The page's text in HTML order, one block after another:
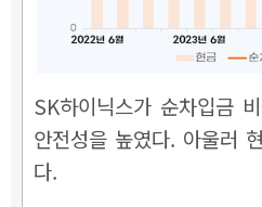
SK하이닉스가 순차입금
안전성을 높였다. 아울러
다.